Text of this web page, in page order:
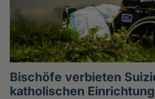
Bischöfe verbieten
katholischen